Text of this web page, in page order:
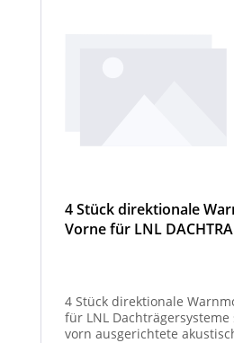
4 Stück direktionale
Vorne für LNL
4 Stück direktionale
für LNL
vorn ausgerichtete